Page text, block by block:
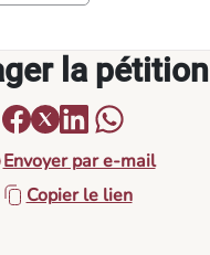
la pétition
Envoyer par e-mail
Copier le lien